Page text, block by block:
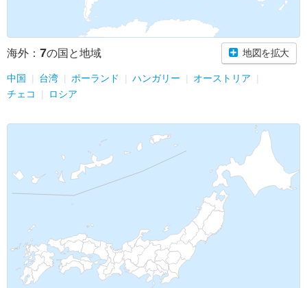
海外： 7の国と地域 地図を拡大
中国 台湾 ポーランド ハンガリー
オーストリア
チェコ
ロシア